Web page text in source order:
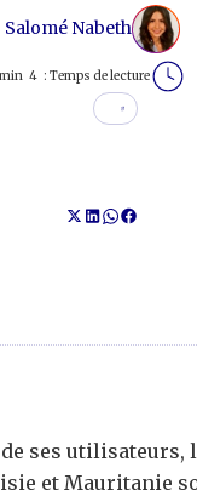
Salomé Nabeth
Temps de lecture :
4
min
ses
et Mauritanie